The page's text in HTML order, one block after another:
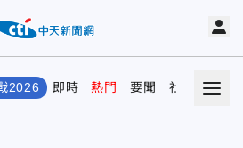
2026 即時 熱門 要聞 社會 娛樂